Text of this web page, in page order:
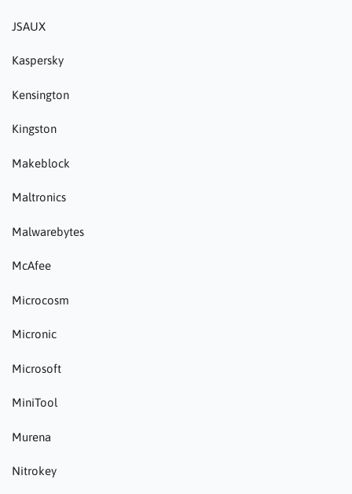
JSAUX
Kaspersky
Kensington
Kingston
Makeblock
Maltronics
Malwarebytes
McAfee
Microcosm
Micronic
Microsoft
MiniTool
Murena
Nitrokey